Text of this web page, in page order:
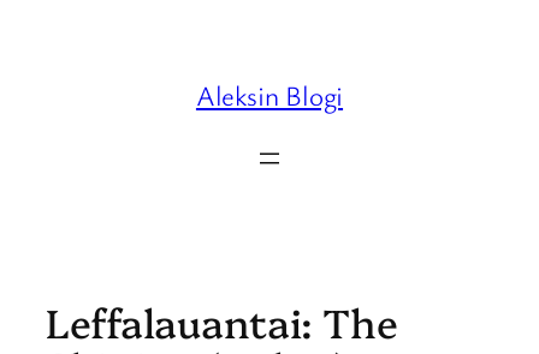
Aleksin Blogi
Leffalauantai: The